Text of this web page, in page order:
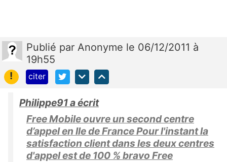
Publié par Anonyme le 06/12/2011 à
19h55
!
citer
Philippe91 a écrit
Free Mobile ouvre un second centre
d’appel en Ile de France Pour l'instant la
satisfaction client dans les deux centres
d'appel est de 100 % bravo Free